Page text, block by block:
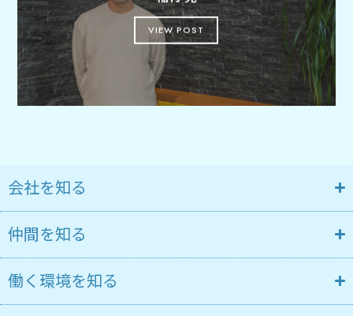
VIEW POST
会社を知る
仲間を知る
働く環境を知る